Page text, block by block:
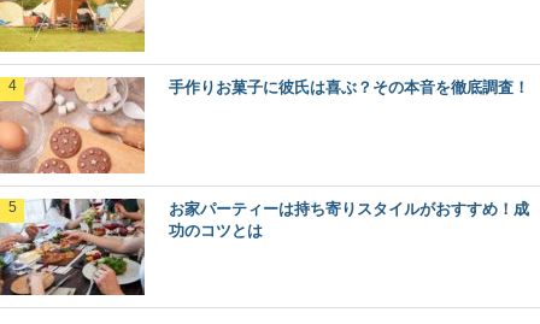
手作りお菓子に彼氏は喜ぶ？その本音を徹底調査！
お家パーティーは持ち寄りスタイルがおすすめ！成
功のコツとは